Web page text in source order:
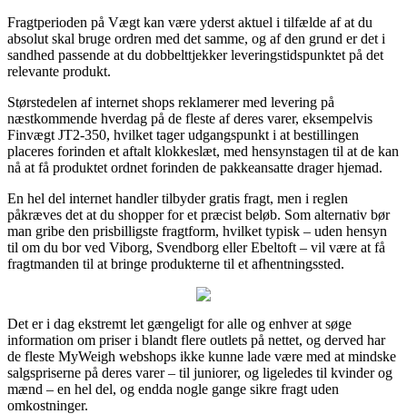
Fragtperioden på Vægt kan være yderst aktuel i tilfælde af at du
absolut skal bruge ordren med det samme, og af den grund er det i
sandhed passende at du dobbelttjekker leveringstidspunktet på det
relevante produkt.
Størstedelen af internet shops reklamerer med levering på
næstkommende hverdag på de fleste af deres varer, eksempelvis
Finvægt JT2-350, hvilket tager udgangspunkt i at bestillingen
placeres forinden et aftalt klokkeslæt, med hensynstagen til at de kan
nå at få produktet ordnet forinden de pakkeansatte drager hjemad.
En hel del internet handler tilbyder gratis fragt, men i reglen
påkræves det at du shopper for et præcist beløb. Som alternativ bør
man gribe den prisbilligste fragtform, hvilket typisk – uden hensyn
til om du bor ved Viborg, Svendborg eller Ebeltoft – vil være at få
fragtmanden til at bringe produkterne til et afhentningssted.
Det er i dag ekstremt let gængeligt for alle og enhver at søge
information om priser i blandt flere outlets på nettet, og derved har
de fleste MyWeigh webshops ikke kunne lade være med at mindske
salgspriserne på deres varer – til juniorer, og ligeledes til kvinder og
mænd – en hel del, og endda nogle gange sikre fragt uden
omkostninger.